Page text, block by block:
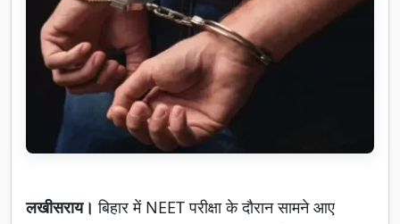
लखीसराय। बिहार में NEET परीक्षा के दौरान सामने आए